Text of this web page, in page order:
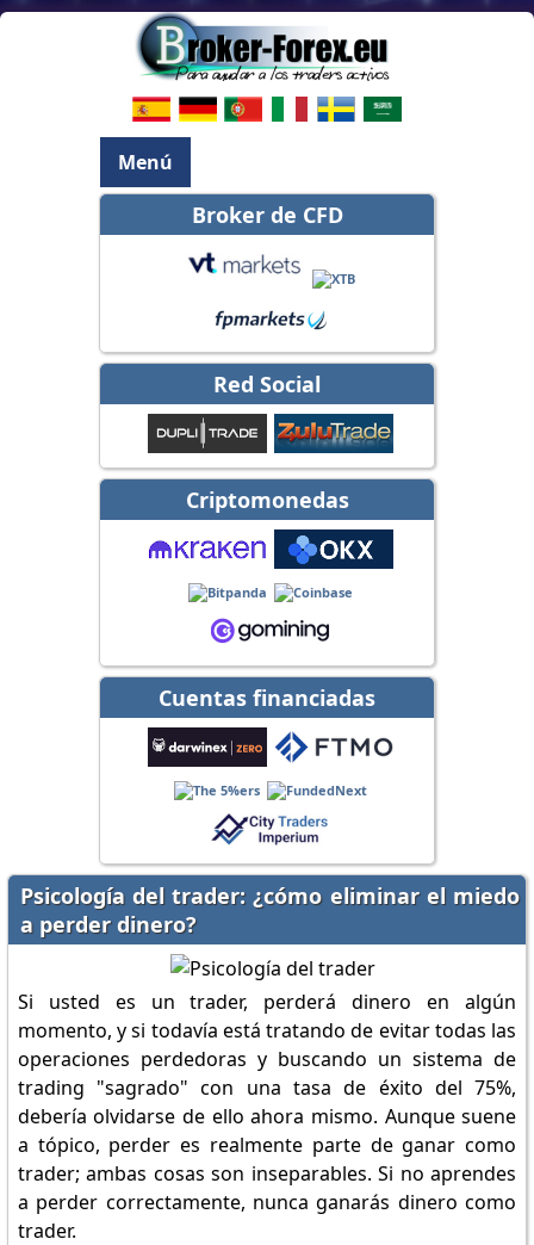
Menú
Broker de CFD
Red Social
Criptomonedas
Cuentas financiadas
Psicología del trader: ¿cómo eliminar el miedo
a perder dinero?
Si usted es un trader, perderá dinero en algún
momento, y si todavía está tratando de evitar todas las
operaciones perdedoras y buscando un sistema de
trading "sagrado" con una tasa de éxito del 75%,
debería olvidarse de ello ahora mismo. Aunque suene
a tópico, perder es realmente parte de ganar como
trader; ambas cosas son inseparables. Si no aprendes
a perder correctamente, nunca ganarás dinero como
trader.